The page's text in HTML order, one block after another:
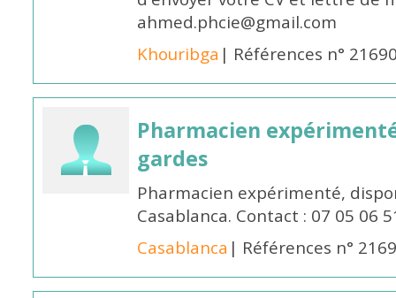
ahmed.phcie@gmail.com
Khouribga | Références n°
Pharmacien
gardes
Pharmacien expérimenté,
Casablanca. Contact : 07 05 06
Casablanca | Références n°